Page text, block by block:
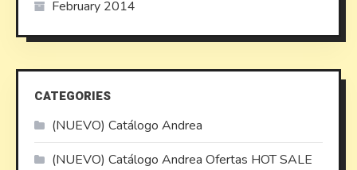
February 2014
CATEGORIES
(NUEVO) Catálogo Andrea
(NUEVO) Catálogo Andrea Ofertas HOT SALE